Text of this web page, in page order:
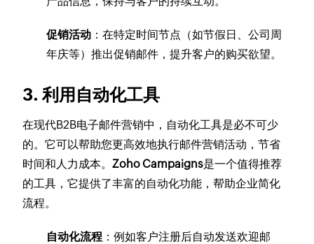
促销活动 ：在特定时间节点（如节假日、公司周
年庆等）推出促销邮件，提升客户的购买欲望。
3. 利用自动化工具
在现代B2B电子邮件营销中，自动化工具是必不可少
的。它可以帮助您更高效地执行邮件营销活动，节省
时间和人力成本。Zoho Campaigns是一个值得推荐
的工具，它提供了丰富的自动化功能，帮助企业简化
流程。
自动化流程 ：例如客户注册后自动发送欢迎邮